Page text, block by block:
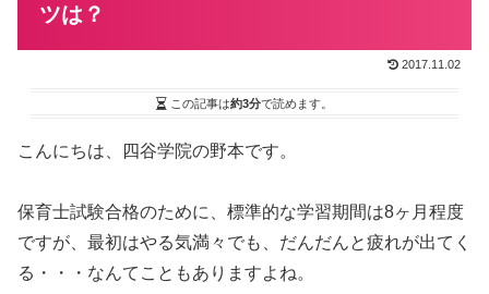
ツは？
2017.11.02
この記事は約3分で読めます。
こんにちは、四谷学院の野本です。
保育士試験合格のために、標準的な学習期間は8ヶ月程度
ですが、最初はやる気満々でも、だんだんと疲れが出てく
る・・・なんてこともありますよね。